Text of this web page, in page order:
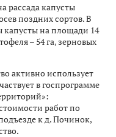
рассада капусты
поздних сортов. В
капусты на площади 14
– 54 га, зерновых
активно использует
в госпрограмме
работ по
к д. Починок,